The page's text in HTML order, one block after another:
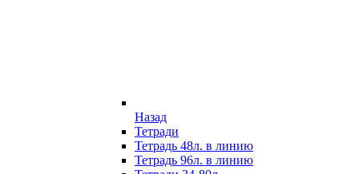
Назад
Тетради
Тетрадь 48л. в линию
Тетрадь 96л. в линию